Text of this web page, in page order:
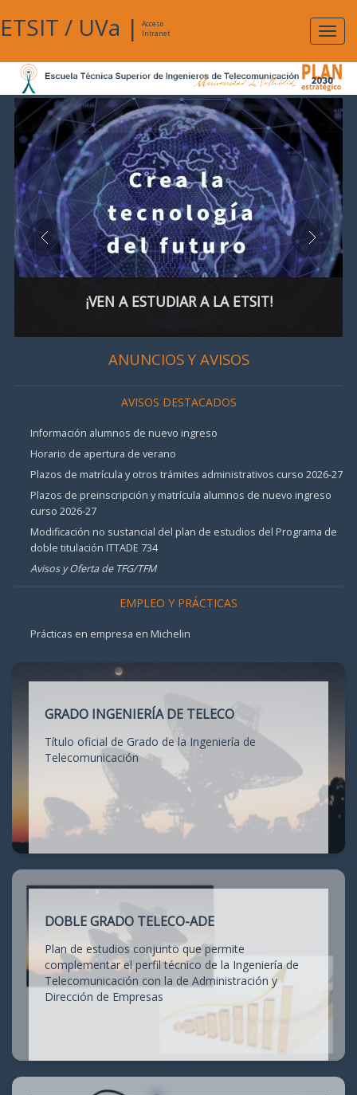
ETSIT / UVa |
Acceso
Intranet
¡VEN A ESTUDIAR A LA ETSIT!
ANUNCIOS Y AVISOS
AVISOS DESTACADOS
Información alumnos de nuevo ingreso
Horario de apertura de verano
Plazos de matrícula y otros trámites administrativos curso 2026-27
Plazos de preinscripción y matrícula alumnos de nuevo ingreso
curso 2026-27
Modificación no sustancial del plan de estudios del Programa de
doble titulación ITTADE 734
Avisos y Oferta de TFG/TFM
EMPLEO Y PRÁCTICAS
Prácticas en empresa en Michelin
GRADO INGENIERÍA DE TELECO
Título oficial de Grado de la Ingeniería de
Telecomunicación
DOBLE GRADO TELECO-ADE
Plan de estudios conjunto que permite
complementar el perfil técnico de la Ingeniería de
Telecomunicación con la de Administración y
Dirección de Empresas